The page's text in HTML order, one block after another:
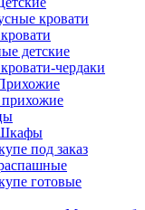
кровати
детские
чердаки
под заказ
готовые